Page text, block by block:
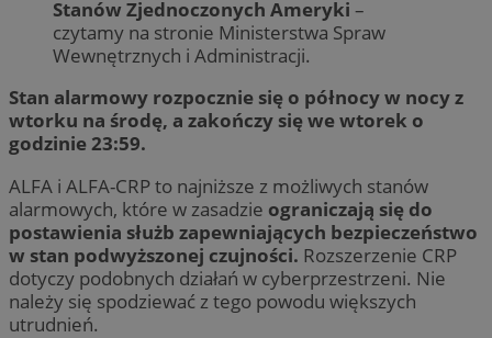
Stanów Zjednoczonych Ameryki –
czytamy na stronie Ministerstwa Spraw
Wewnętrznych i Administracji.
Stan alarmowy rozpocznie się o północy w nocy z
wtorku na środę, a zakończy się we wtorek o
godzinie 23:59.
ALFA i ALFA-CRP to najniższe z możliwych stanów
alarmowych, które w zasadzie ograniczają się do
postawienia służb zapewniających bezpieczeństwo
w stan podwyższonej czujności. Rozszerzenie CRP
dotyczy podobnych działań w cyberprzestrzeni. Nie
należy się spodziewać z tego powodu większych
utrudnień.